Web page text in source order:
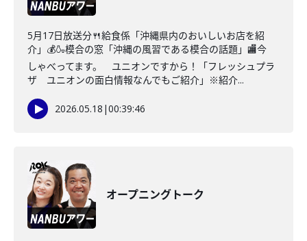
5月17日放送分🍴給食係「沖縄県内のおいしいお店を紹
介」💰🍶模合の窓「沖縄の風習である模合の話題」🏬今
しゃべってます。 ユニオンですから！「フレッシュプラ
ザ ユニオンの面白情報なんでもご紹介」※紹介...
2026.05.18 |00:39:46
オープニングトーク